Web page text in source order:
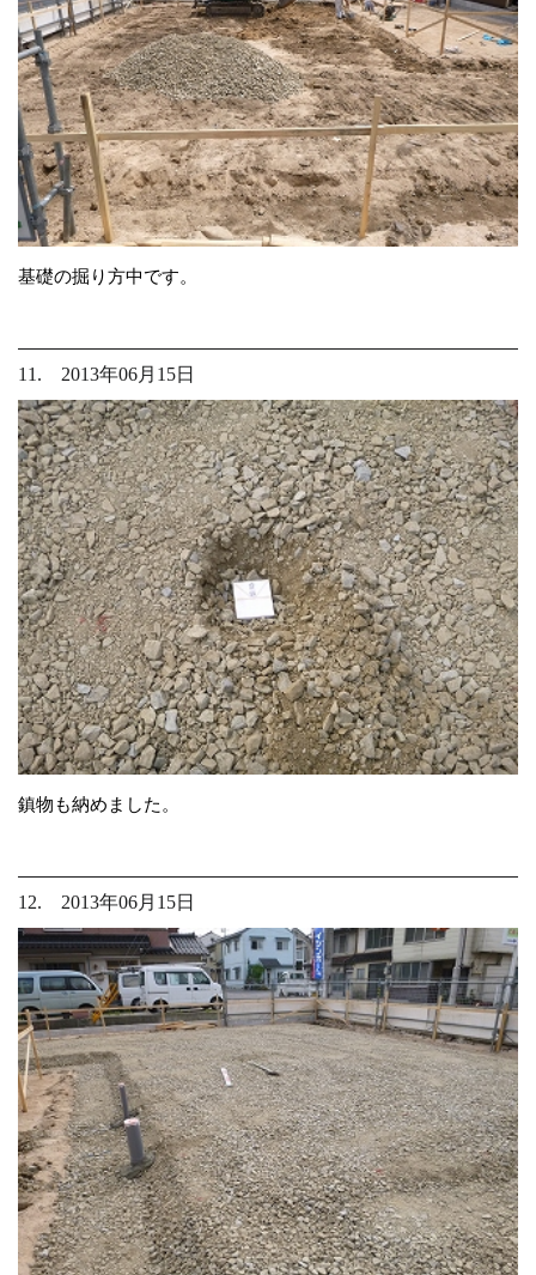
基礎の掘り方中です。
11. 2013年06月15日
鎮物も納めました。
12. 2013年06月15日